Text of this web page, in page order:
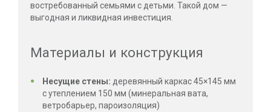
востребованный семьями с детьми. Такой дом —
выгодная и ликвидная инвестиция.
Материалы и конструкция
Несущие стены: деревянный каркас 45×145 мм
с утеплением 150 мм (минеральная вата,
ветробарьер, пароизоляция)